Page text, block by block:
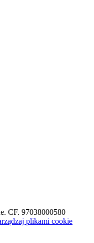
CF. 97038000580
plikami cookie